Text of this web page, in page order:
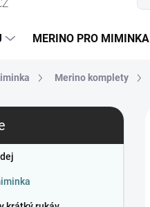
MERINO PRO MIMINKA
Merino komplety